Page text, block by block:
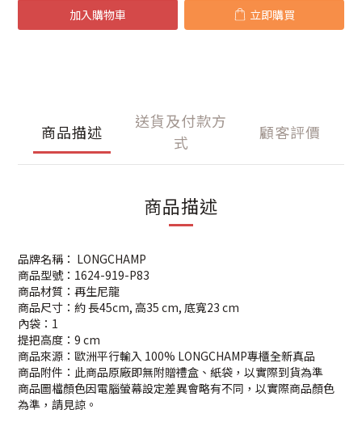
加入購物車 立即購買
商品描述
送貨及付款方
式
顧客評價
商品描述
品牌名稱： LONGCHAMP
商品型號：1624-919-P83
商品材質：再生尼龍
商品尺寸：約 長45cm, 高35 cm, 底寬23 cm
內袋：1
提把高度：9 cm
商品來源：歐洲平行輸入 100% LONGCHAMP專櫃全新真品
商品附件：此商品原廠即無附贈禮盒、紙袋，以實際到貨為準
商品圖檔顏色因電腦螢幕設定差異會略有不同，以實際商品顏色
為準，請見諒。